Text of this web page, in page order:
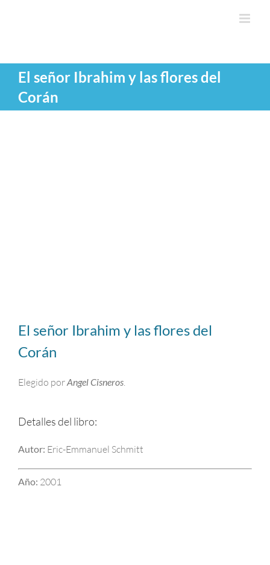
El señor Ibrahim y las flores del
Corán
El señor Ibrahim y las flores del
Corán
Elegido porAngelCisneros.
Detalles del libro:
Autor: Eric-Emmanuel Schmitt
Año: 2001